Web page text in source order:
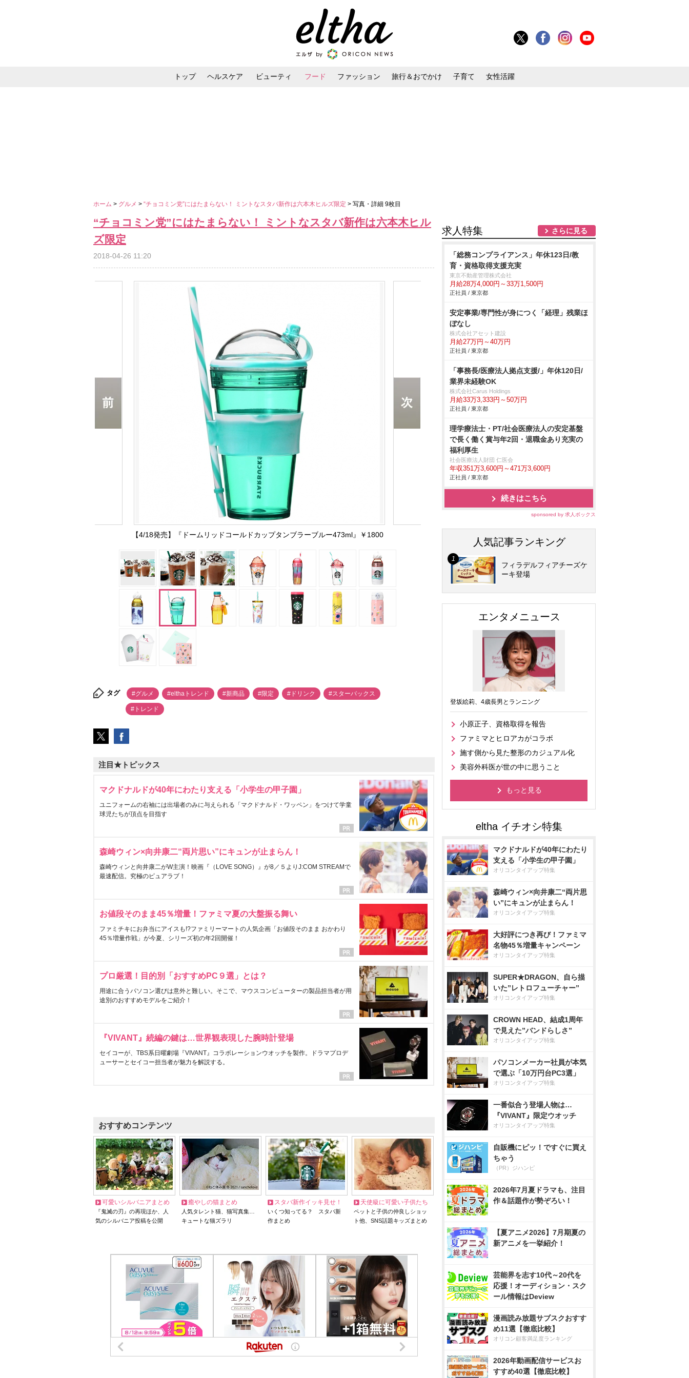
トップ ヘルスケア ビューティ フード ファッション 旅行＆おでかけ 子育て 女性活躍
ホーム > グルメ > “チョコミン党”にはたまらない！ ミントなスタバ新作は六本木ヒルズ限定 > 写真・詳細 9枚目
“チョコミン党”にはたまらない！ ミントなスタバ新作は六本木ヒル
ズ限定
2018-04-26 11:20
【4/18発売】『ドームリッドコールドカップタンブラーブルー473ml』￥1800
タグ #グルメ #elthaトレンド #新商品 #限定 #ドリンク #スターバックス
#トレンド
注目★トピックス
マクドナルドが40年にわたり支える「小学生の甲子園」
ユニフォームの右袖には出場者のみに与えられる「マクドナルド・ワッペン」をつけて学童
球児たちが頂点を目指す
森崎ウィン×向井康二“両片思い”にキュンが止まらん！
森崎ウィンと向井康二がW主演！映画『（LOVE SONG）』が8／５よりJ:COM STREAMで
最速配信。究極のピュアラブ！
お値段そのまま45％増量！ファミマ夏の大盤振る舞い
ファミチキにお弁当にアイスも!?ファミリーマートの人気企画「お値段そのまま おかわり
45％増量作戦」が今夏、シリーズ初の年2回開催！
プロ厳選！目的別「おすすめPC９選」とは？
用途に合うパソコン選びは意外と難しい。そこで、マウスコンピューターの製品担当者が用
途別のおすすめモデルをご紹介！
『VIVANT』続編の鍵は…世界観表現した腕時計登場
セイコーが、TBS系日曜劇場『VIVANT』コラボレーションウオッチを製作。ドラマプロデ
ューサーとセイコー担当者が魅力を解説する。
おすすめコンテンツ
可愛いシルバニアまとめ
『鬼滅の刃』の再現ほか、人
気のシルバニア投稿を公開
癒やしの猫まとめ
人気タレント猫、猫写真集…
キュートな猫ズラリ
スタバ新作イッキ見せ！
いくつ知ってる？ スタバ新
作まとめ
天使級に可愛い子供たち
ペットと子供の仲良しショッ
ト他、SNS話題キッズまとめ
求人特集 さらに見る
「総務コンプライアンス」年休123日/教
育・資格取得支援充実
東京不動産管理株式会社
月給28万4,000円～33万1,500円
正社員 / 東京都
安定事業/専門性が身につく「経理」残業ほ
ぼなし
株式会社アセット建設
月給27万円～40万円
正社員 / 東京都
「事務長/医療法人拠点支援/」年休120日/
業界未経験OK
株式会社Carus Holdings
月給33万3,333円～50万円
正社員 / 東京都
理学療法士・PT/社会医療法人の安定基盤
で長く働く賞与年2回・退職金あり充実の
福利厚生
社会医療法人財団 仁医会
年収351万3,600円～471万3,600円
正社員 / 東京都
続きはこちら
sponsored by 求人ボックス
人気記事ランキング
フィラデルフィアチーズケ
ーキ登場
エンタメニュース
登坂絵莉、4歳長男とランニング
小原正子、資格取得を報告
ファミマとヒロアカがコラボ
施す側から見た整形のカジュアル化
美容外科医が世の中に思うこと
もっと見る
マクドナルドが40年にわたり
支える「小学生の甲子園」
オリコンタイアップ特集
森崎ウィン×向井康二“両片思
い”にキュンが止まらん！
オリコンタイアップ特集
大好評につき再び！ファミマ
名物45％増量キャンペーン
オリコンタイアップ特集
SUPER★DRAGON、自ら描
いた”レトロフューチャー”
オリコンタイアップ特集
CROWN HEAD、結成1周年
で見えた”バンドらしさ”
オリコンタイアップ特集
パソコンメーカー社員が本気
で選ぶ「10万円台PC3選」
オリコンタイアップ特集
一番似合う登場人物は…
『VIVANT』限定ウオッチ
オリコンタイアップ特集
自販機にピッ！ですぐに買え
ちゃう
（PR）ジハンピ
2026年7月夏ドラマも、注目
作＆話題作が勢ぞろい！
【夏アニメ2026】7月期夏の
新アニメを一挙紹介！
芸能界を志す10代～20代を
応援！オーディション・スク
ール情報はDeview
漫画読み放題サブスクおすす
め11選【徹底比較】
オリコン顧客満足度ランキング
2026年動画配信サービスお
すすめ40選【徹底比較】